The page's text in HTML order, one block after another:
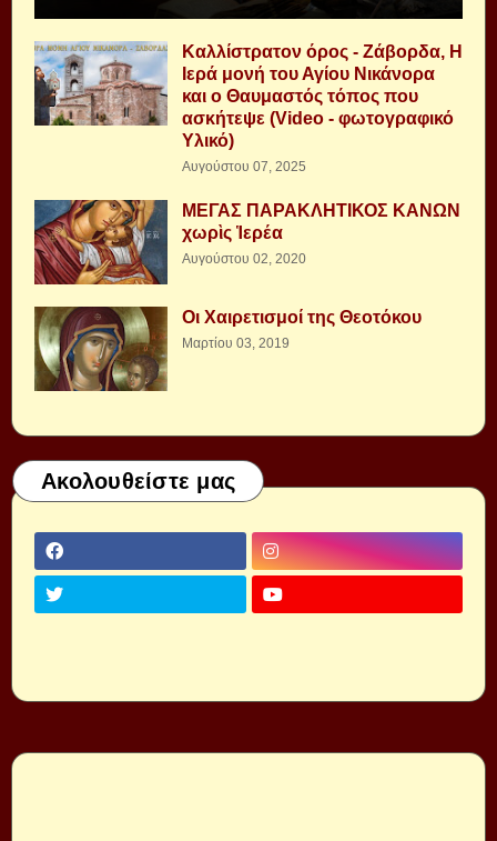
Καλλίστρατον όρος - Ζάβορδα, Η
Ιερά μονή του Αγίου Νικάνορα
και ο Θαυμαστός τόπος που
ασκήτεψε (Video - φωτογραφικό
Υλικό)
Αυγούστου 07, 2025
ΜΕΓΑΣ ΠΑΡΑΚΛΗΤΙΚΟΣ ΚΑΝΩΝ
χωρὶς Ἱερέα
Αυγούστου 02, 2020
Οι Χαιρετισμοί της Θεοτόκου
Μαρτίου 03, 2019
Ακολουθείστε μας